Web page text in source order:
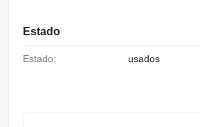
Estado
Estado: usados